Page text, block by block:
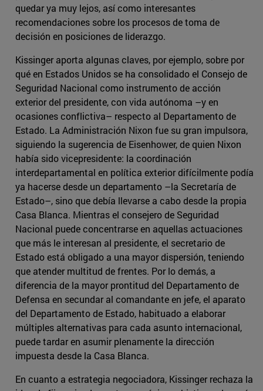
quedar ya muy lejos, así como interesantes
recomendaciones sobre los procesos de toma de
decisión en posiciones de liderazgo.
Kissinger aporta algunas claves, por ejemplo, sobre por
qué en Estados Unidos se ha consolidado el Consejo de
Seguridad Nacional como instrumento de acción
exterior del presidente, con vida autónoma –y en
ocasiones conflictiva– respecto al Departamento de
Estado. La Administración Nixon fue su gran impulsora,
siguiendo la sugerencia de Eisenhower, de quien Nixon
había sido vicepresidente: la coordinación
interdepartamental en política exterior difícilmente podía
ya hacerse desde un departamento –la Secretaría de
Estado–, sino que debía llevarse a cabo desde la propia
Casa Blanca. Mientras el consejero de Seguridad
Nacional puede concentrarse en aquellas actuaciones
que más le interesan al presidente, el secretario de
Estado está obligado a una mayor dispersión, teniendo
que atender multitud de frentes. Por lo demás, a
diferencia de la mayor prontitud del Departamento de
Defensa en secundar al comandante en jefe, el aparato
del Departamento de Estado, habituado a elaborar
múltiples alternativas para cada asunto internacional,
puede tardar en asumir plenamente la dirección
impuesta desde la Casa Blanca.
En cuanto a estrategia negociadora, Kissinger rechaza la